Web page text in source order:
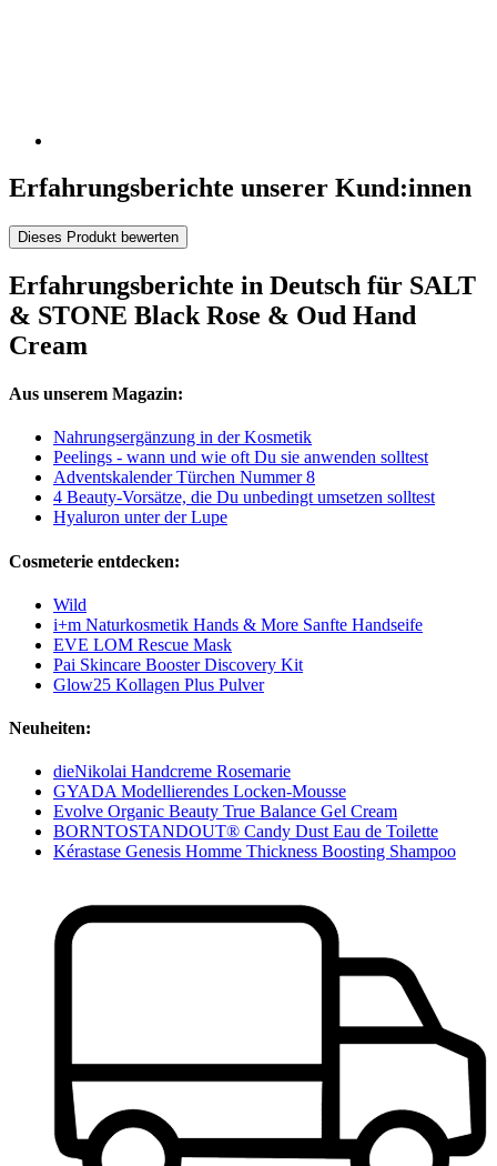
Erfahrungsberichte unserer Kund:innen
Dieses Produkt bewerten
Erfahrungsberichte in Deutsch für SALT
& STONE Black Rose & Oud Hand
Cream
Aus unserem Magazin:
Nahrungsergänzung in der Kosmetik
Peelings - wann und wie oft Du sie anwenden solltest
Adventskalender Türchen Nummer 8
4 Beauty-Vorsätze, die Du unbedingt umsetzen solltest
Hyaluron unter der Lupe
Cosmeterie entdecken:
Wild
i+m Naturkosmetik Hands & More Sanfte Handseife
EVE LOM Rescue Mask
Pai Skincare Booster Discovery Kit
Glow25 Kollagen Plus Pulver
Neuheiten:
dieNikolai Handcreme Rosemarie
GYADA Modellierendes Locken-Mousse
Evolve Organic Beauty True Balance Gel Cream
BORNTOSTANDOUT® Candy Dust Eau de Toilette
Kérastase Genesis Homme Thickness Boosting Shampoo